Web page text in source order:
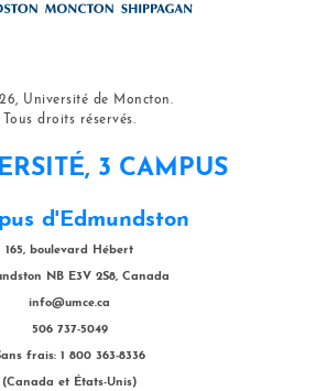
Université de Moncton.
Tous droits réservés.
3 CAMPUS
d'Edmundston
165, boulevard Hébert
NB E3V 2S8, Canada
info@umce.ca
506 737-5049
frais: 1 800 363-8336
(Canada et États-Unis)